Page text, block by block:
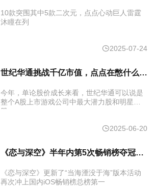
10款突围其中5款二次元，点点心动巨人雷霆
沐瞳在列
2025-07-24
世纪华通挑战千亿市值，点点在憋什么大招？
今年，单论股价成长来看，世纪华通可以说是
整个A股上市游戏公司中最大潜力股和明星
股。
2025-06-20
《恋与深空》半年内第5次畅销榜夺冠！女性向游戏集体杀疯，二游慌不慌？
《恋与深空》更新了“当海湮没于海”版本活动
再次冲上国内iOS畅销榜总榜第一